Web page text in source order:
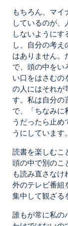
もちろん、マイ
しているのが、
しないようにす
し、自分の考
はありません。
で、頭の中をい
い口をはさむの
の人にはそれが
す。私は自分の
で、「ちなみに
うだったら止め
うにしています。
読書を楽しむこ
頭の中で別のこ
も読み直さなけ
外のテレビ番組
集中して観ざる
誰もが常に私の